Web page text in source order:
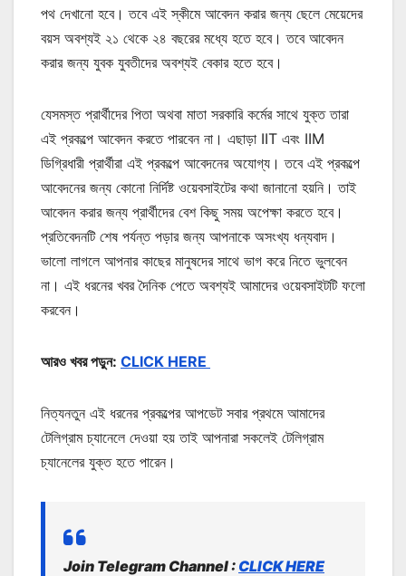
পথ দেখানো হবে। তবে এই স্কীমে আবেদন করার জন্য ছেলে মেয়েদের
বয়স অবশ্যই ২১ থেকে ২৪ বছরের মধ্যে হতে হবে। তবে আবেদন
করার জন্য যুবক যুবতীদের অবশ্যই বেকার হতে হবে।
যেসমস্ত প্রার্থীদের পিতা অথবা মাতা সরকারি কর্মের সাথে যুক্ত তারা
এই প্রকল্পে আবেদন করতে পারবেন না। এছাড়া IIT এবং IIM
ডিগ্রিধারী প্রার্থীরা এই প্রকল্পে আবেদনের অযোগ্য। তবে এই প্রকল্পে
আবেদনের জন্য কোনো নির্দিষ্ট ওয়েবসাইটের কথা জানানো হয়নি। তাই
আবেদন করার জন্য প্রার্থীদের বেশ কিছু সময় অপেক্ষা করতে হবে।
প্রতিবেদনটি শেষ পর্যন্ত পড়ার জন্য আপনাকে অসংখ্য ধন্যবাদ।
ভালো লাগলে আপনার কাছের মানুষদের সাথে ভাগ করে নিতে ভুলবেন
না। এই ধরনের খবর দৈনিক পেতে অবশ্যই আমাদের ওয়েবসাইটটি ফলো
করবেন।
আরও খবর পড়ুন: CLICK HERE
নিত্যনতুন এই ধরনের প্রকল্পের আপডেট সবার প্রথমে আমাদের
টেলিগ্রাম চ্যানেলে দেওয়া হয় তাই আপনারা সকলেই টেলিগ্রাম
চ্যানেলের যুক্ত হতে পারেন।
Join Telegram Channel : CLICK HERE